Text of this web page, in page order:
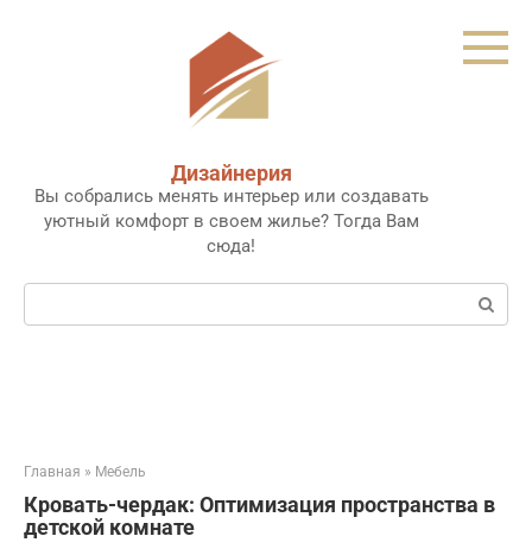
Дизайнерия
Вы собрались менять интерьер или создавать
уютный комфорт в своем жилье? Тогда Вам
сюда!
Поиск:
Главная » Мебель
Кровать-чердак: Оптимизация пространства в
детской комнате